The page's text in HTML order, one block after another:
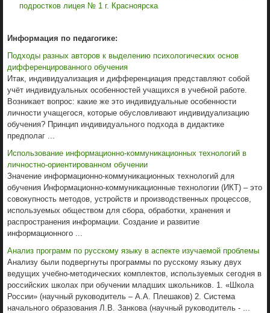
подростков лицея № 1 г. Красноярска
Информация по педагогике:
Подходы разных авторов к выделению психологических основ
дифференцированного обучения
Итак, индивидуализация и дифференциация представляют собой
учёт индивидуальных особенностей учащихся в учебной работе.
Возникает вопрос: какие же это индивидуальные особенности
личности учащегося, которые обусловливают индивидуализацию
обучения? Принцип индивидуального подхода в дидактике
предполаг ...
Использование информационно-коммуникационных технологий в
личностно-ориентированном обучении
Значение информационно-коммуникационных технологий для
обучения Информационно-коммуникационные технологии (ИКТ) – это
совокупность методов, устройств и производственных процессов,
используемых обществом для сбора, обработки, хранения и
распространения информации. Создание и развитие
информационного ...
Анализ программ по русскому языку в аспекте изучаемой проблемы
Анализу были подвергнуты программы по русскому языку двух
ведущих учебно-методических комплектов, используемых сегодня в
российских школах при обучении младших школьников. 1. «Школа
России» (научный руководитель – А.А. Плешаков) 2. Система
начального образования Л.В. Занкова (научный руководитель - ...